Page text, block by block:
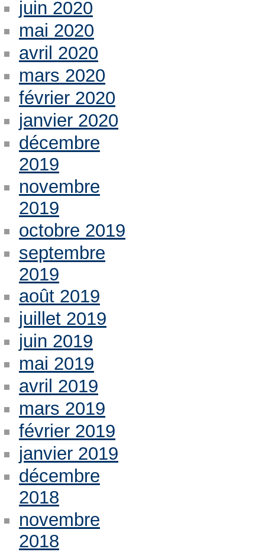
juin 2020
mai 2020
avril 2020
mars 2020
février 2020
janvier 2020
décembre
2019
novembre
2019
octobre 2019
septembre
2019
août 2019
juillet 2019
juin 2019
mai 2019
avril 2019
mars 2019
février 2019
janvier 2019
décembre
2018
novembre
2018